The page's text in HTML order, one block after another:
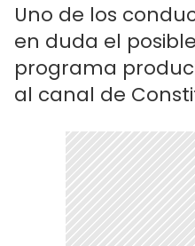
Uno de los
en duda el
programa
al canal de